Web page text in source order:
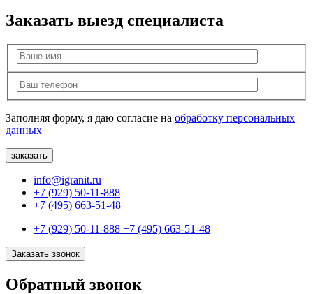
Заказать выезд специалиста
Заполняя форму, я даю согласие на обработку персональных
данных
info@igranit.ru
+7 (929) 50-11-888
+7 (495) 663-51-48
+7 (929) 50-11-888 +7 (495) 663-51-48
Заказать звонок
Обратный звонок